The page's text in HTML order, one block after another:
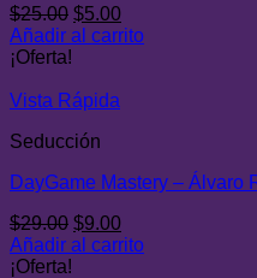
$25.00 El
precio
$25.00.
$5.00El
precio
Añadir al carrito
¡Oferta!
Vista Rápida
Seducción
DayGame Mastery – Álvaro
$29.00 El
precio
$9.00El
precio
Añadir al carrito
¡Oferta!